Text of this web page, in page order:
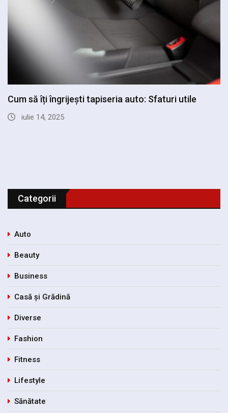
Cum să îți optimizezi consumul de combustibil la…
mai 10, 2025
Categorii
Auto
Beauty
Business
Casă și Grădină
Diverse
Fashion
Fitness
Lifestyle
Sănătate